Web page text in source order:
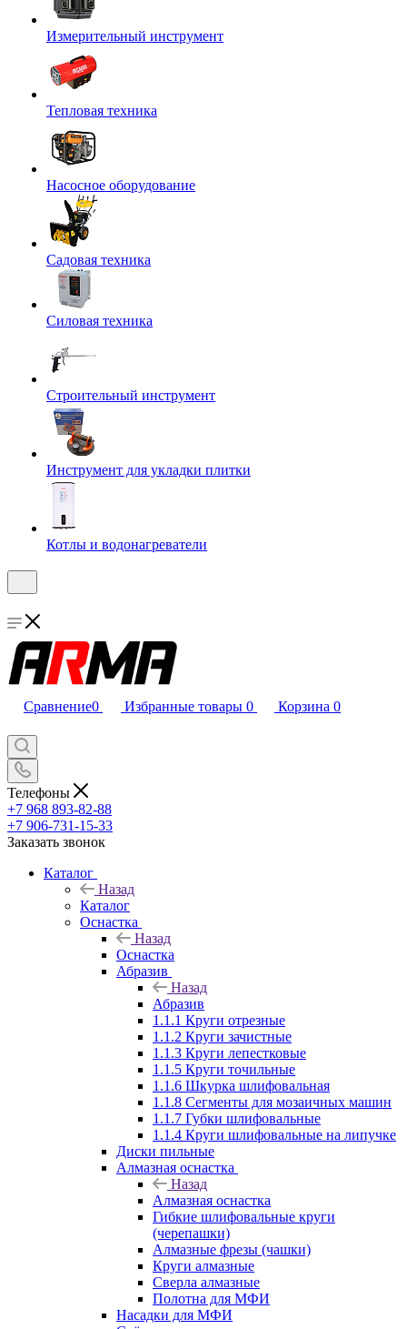
Измерительный инструмент
Тепловая техника
Насосное оборудование
Садовая техника
Силовая техника
Строительный инструмент
Инструмент для укладки плитки
Котлы и водонагреватели
Сравнение0 Избранные товары 0 Корзина 0
Телефоны
+7 968 893-82-88
+7 906-731-15-33
Заказать звонок
Каталог
Назад
Каталог
Оснастка
Назад
Оснастка
Абразив
Назад
Абразив
1.1.1 Круги отрезные
1.1.2 Круги зачистные
1.1.3 Круги лепестковые
1.1.5 Круги точильные
1.1.6 Шкурка шлифовальная
1.1.8 Сегменты для мозаичных машин
1.1.7 Губки шлифовальные
1.1.4 Круги шлифовальные на липучке
Диски пильные
Алмазная оснастка
Назад
Алмазная оснастка
Гибкие шлифовальные круги
(черепашки)
Алмазные фрезы (чашки)
Круги алмазные
Сверла алмазные
Полотна для МФИ
Насадки для МФИ